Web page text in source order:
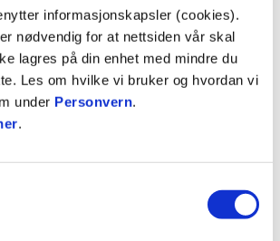
informasjonskapsler (cookies).
nødvendig for at nettsiden vår skal
lagres på din enhet med mindre du
Les om hvilke vi bruker og hvordan vi
under Personvern.
.
4-0 i målprotokollen.
Vemund Thue Gabrielsen måtte ta
han fikk rødt kort, etter en for røff
minutt.
en times spill. Derfra ble det mer